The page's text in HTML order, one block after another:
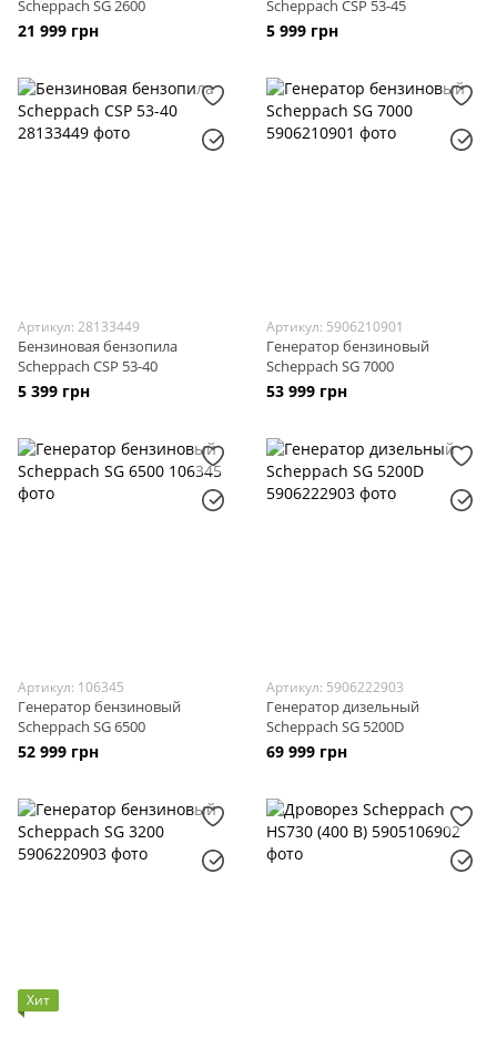
Scheppach SG 2600
21 999 грн
Scheppach CSP 53-45
5 999 грн
Артикул: 28133449
Бензиновая бензопила
Scheppach CSP 53-40
5 399 грн
Артикул: 5906210901
Генератор бензиновый
Scheppach SG 7000
53 999 грн
Артикул: 106345
Генератор бензиновый
Scheppach SG 6500
52 999 грн
Артикул: 5906222903
Генератор дизельный
Scheppach SG 5200D
69 999 грн
Хит